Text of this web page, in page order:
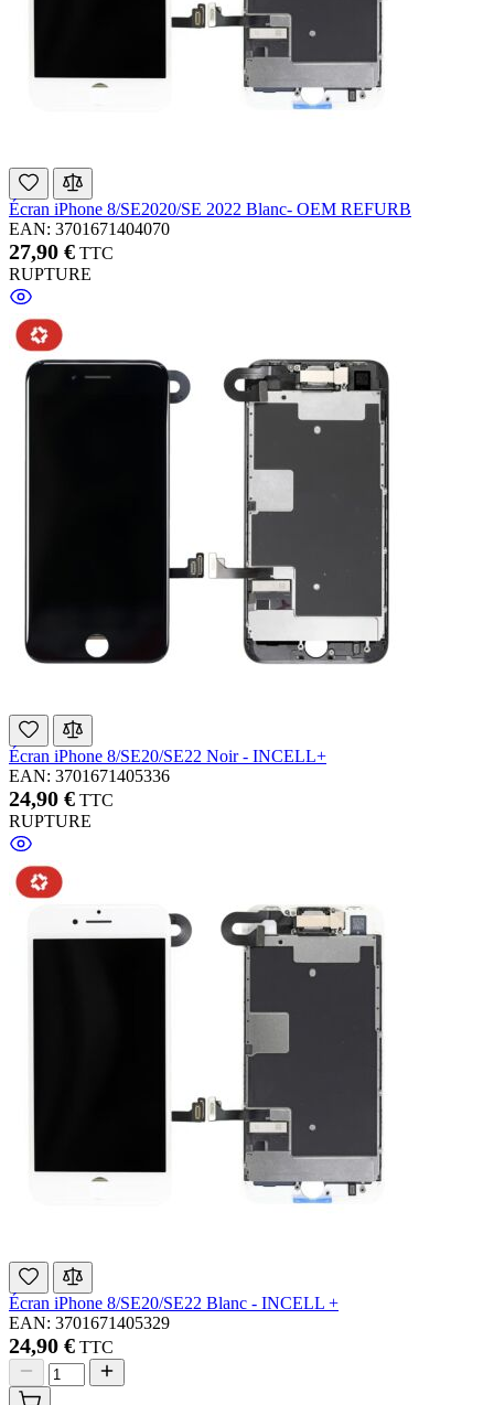
Écran iPhone 8/SE2020/SE 2022 Blanc- OEM REFURB
EAN: 3701671404070
27,90 € TTC
RUPTURE
Écran iPhone 8/SE20/SE22 Noir - INCELL+
EAN: 3701671405336
24,90 € TTC
RUPTURE
Écran iPhone 8/SE20/SE22 Blanc - INCELL +
EAN: 3701671405329
24,90 € TTC